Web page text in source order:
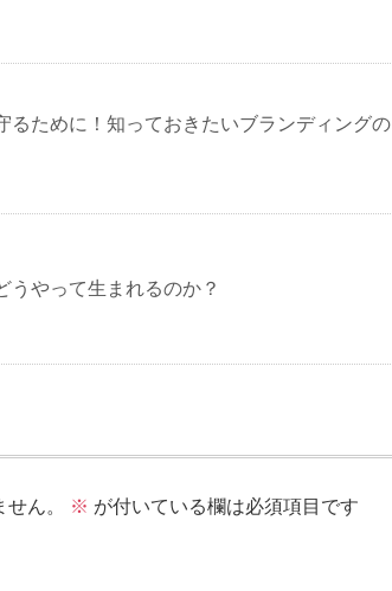
るために！知っておきたいブランディングの
うやって生まれるのか？
ん。 ※ が付いている欄は必須項目です